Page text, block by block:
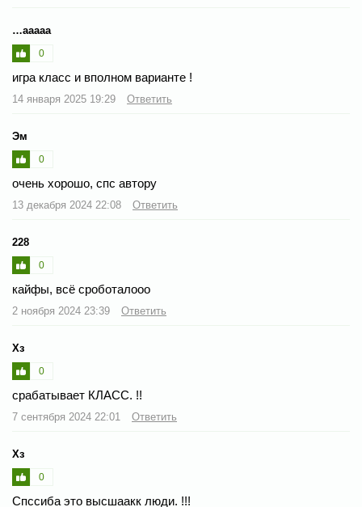
…ааааа
0
игра класс и вполном варианте !
14 января 2025 19:29 Ответить
Эм
0
очень хорошо, спс автору
13 декабря 2024 22:08 Ответить
228
0
кайфы, всё сроботалооо
2 ноября 2024 23:39 Ответить
Хз
0
срабатывает КЛАСС. !!
7 сентября 2024 22:01 Ответить
Хз
0
Спссиба это высшаакк люди. !!!